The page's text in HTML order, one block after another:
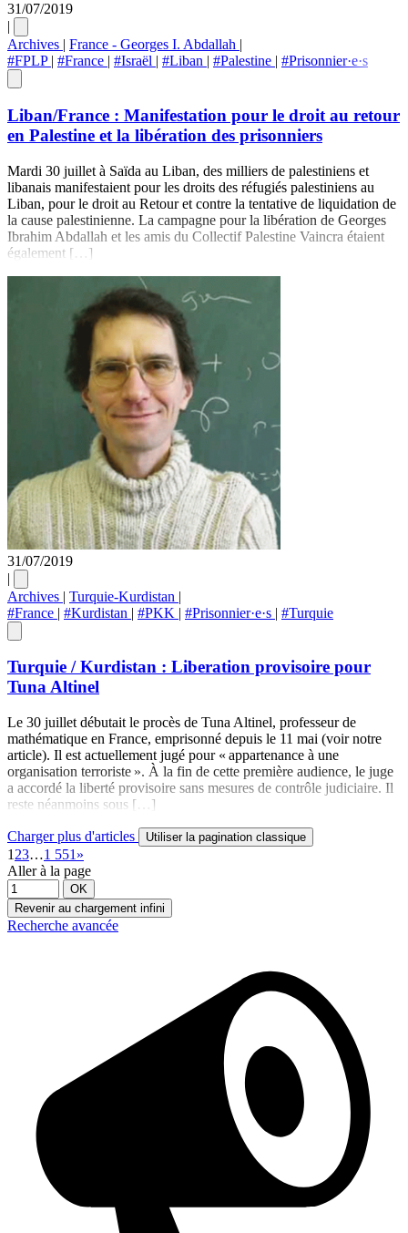
31/07/2019
|
Archives | France - Georges I. Abdallah |
#FPLP | #France | #Israël | #Liban | #Palestine | #Prisonnier·e·s
Liban/France : Manifestation pour le droit au retour
en Palestine et la libération des prisonniers
Mardi 30 juillet à Saïda au Liban, des milliers de palestiniens et
libanais manifestaient pour les droits des réfugiés palestiniens au
Liban, pour le droit au Retour et contre la tentative de liquidation de
la cause palestinienne. La campagne pour la libération de Georges
Ibrahim Abdallah et les amis du Collectif Palestine Vaincra étaient
également […]
31/07/2019
|
Archives | Turquie-Kurdistan |
#France | #Kurdistan | #PKK | #Prisonnier·e·s | #Turquie
Turquie / Kurdistan : Liberation provisoire pour
Tuna Altinel
Le 30 juillet débutait le procès de Tuna Altinel, professeur de
mathématique en France, emprisonné depuis le 11 mai (voir notre
article). Il est actuellement jugé pour « appartenance à une
organisation terroriste ». À la fin de cette première audience, le juge
a accordé la liberté provisoire sans mesures de contrôle judiciaire. Il
reste néanmoins sous […]
Charger plus d'articles Utiliser la pagination classique
1 23…1 551 »
Aller à la page
OK
Revenir au chargement infini
Recherche avancée